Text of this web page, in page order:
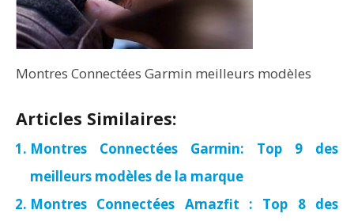
Montres Connectées Garmin meilleurs modèles
Articles Similaires:
Montres Connectées Garmin: Top 9 des
meilleurs modèles de la marque
Montres Connectées Amazfit : Top 8 des